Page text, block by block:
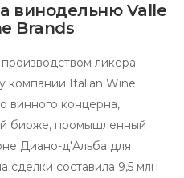
винодельню Valle
Brands
производством ликера
компании Italian Wine
винного концерна,
бирже, промышленный
Диано-д'Альба для
сделки составила 9,5 млн